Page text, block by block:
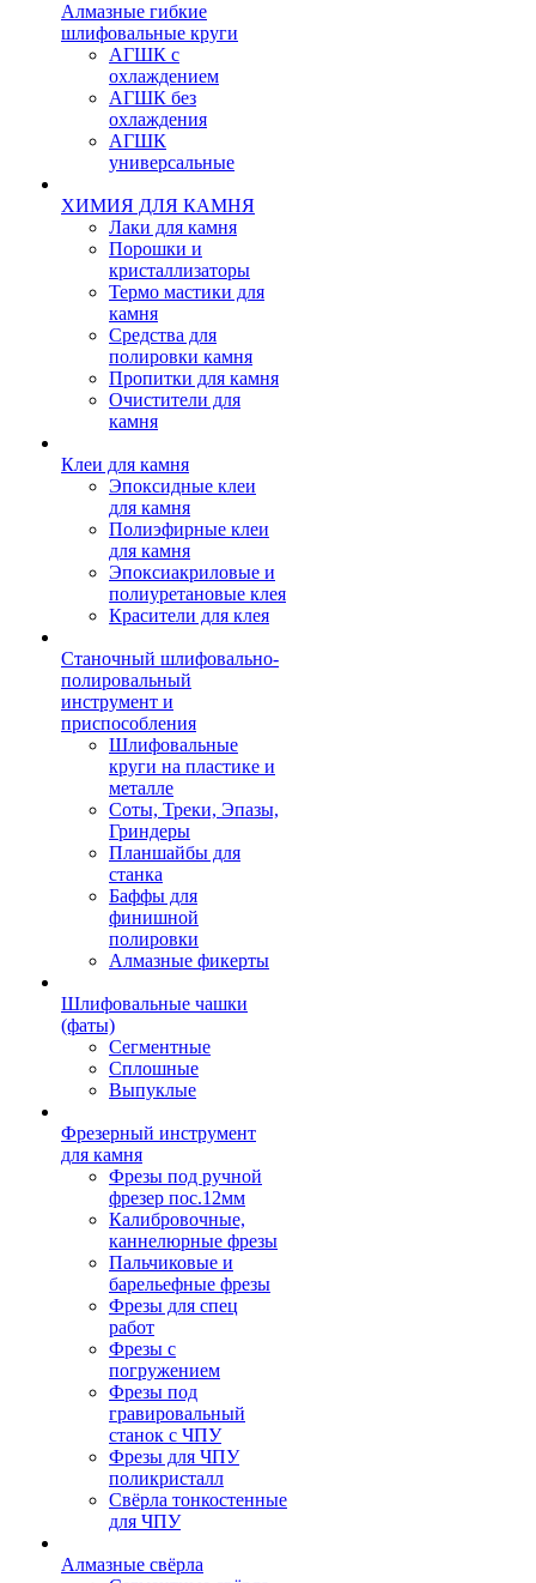
Алмазные гибкие
шлифовальные круги
АГШК с
охлаждением
АГШК без
охлаждения
АГШК
универсальные
ХИМИЯ ДЛЯ КАМНЯ
Лаки для камня
Порошки и
кристаллизаторы
Термо мастики для
камня
Средства для
полировки камня
Пропитки для камня
Очистители для
камня
Клеи для камня
Эпоксидные клеи
для камня
Полиэфирные клеи
для камня
Эпоксиакриловые и
полиуретановые клея
Красители для клея
Станочный шлифовально-
полировальный
инструмент и
приспособления
Шлифовальные
круги на пластике и
металле
Соты, Треки, Эпазы,
Гриндеры
Планшайбы для
станка
Баффы для
финишной
полировки
Алмазные фикерты
Шлифовальные чашки
(фаты)
Сегментные
Сплошные
Выпуклые
Фрезерный инструмент
для камня
Фрезы под ручной
фрезер пос.12мм
Калибровочные,
каннелюрные фрезы
Пальчиковые и
барельефные фрезы
Фрезы для спец
работ
Фрезы с
погружением
Фрезы под
гравировальный
станок с ЧПУ
Фрезы для ЧПУ
поликристалл
Свёрла тонкостенные
для ЧПУ
Алмазные свёрла